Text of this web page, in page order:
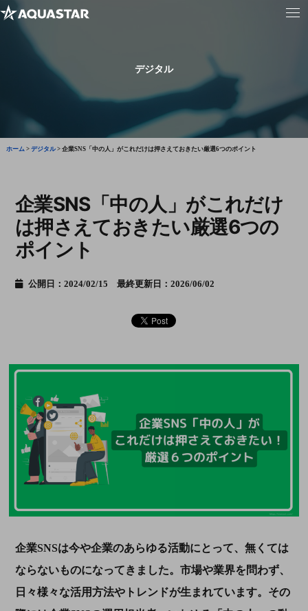
デジタル
ホーム> デジタル> 企業SNS「中の人」がこれだけは押さえておきたい厳選6つのポイント
企業SNS「中の人」がこれだけ
は押さえておきたい厳選6つの
ポイント
公開日：2024/02/15 最終更新日：2026/06/02
企業SNSは今や企業のあらゆる活動にとって、無くては
ならないものになってきました。市場や業界を問わず、
日々様々な活用方法やトレンドが生まれています。その